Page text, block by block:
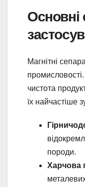
Магнітні
чистота
їх найчастіше
породи.
Харчова